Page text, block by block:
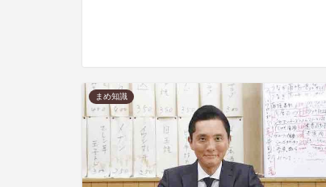
まめ知識